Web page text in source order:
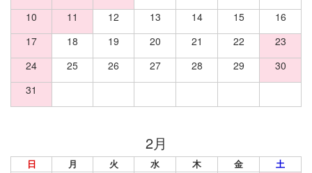
10
11 12 13 14 15
16
17
18 19 20 21 22
23
24
25 26 27 28 29
30
31
日 月 火 水 木 金 土